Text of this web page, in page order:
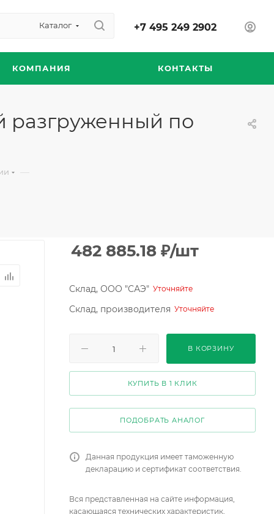
Каталог +7 495 249 2902
КОМПАНИЯ КОНТАКТЫ
разгруженный по
—
482 885.18 ₽/шт
Склад, ООО "САЭ" Уточняйте
Склад, производителя Уточняйте
В КОРЗИНУ
КУПИТЬ В 1 КЛИК
ПОДОБРАТЬ АНАЛОГ
Данная продукция имеет таможенную
декларацию и сертификат соответствия.
Вся представленная на сайте информация,
касающаяся технических характеристик,